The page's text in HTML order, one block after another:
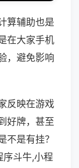
算辅助也是
在大家手机
，避免影响
反映在游戏
好牌，甚至
不是有挂？
斗牛,小程